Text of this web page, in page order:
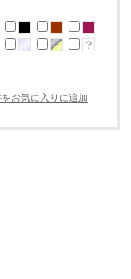
お気に入りに追加